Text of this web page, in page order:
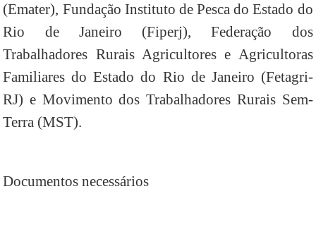
(Emater), Fundação Instituto de Pesca do Estado do
Rio de Janeiro (Fiperj), Federação dos
Trabalhadores Rurais Agricultores e Agricultoras
Familiares do Estado do Rio de Janeiro (Fetagri-
RJ) e Movimento dos Trabalhadores Rurais Sem-
Terra (MST).
Documentos necessários